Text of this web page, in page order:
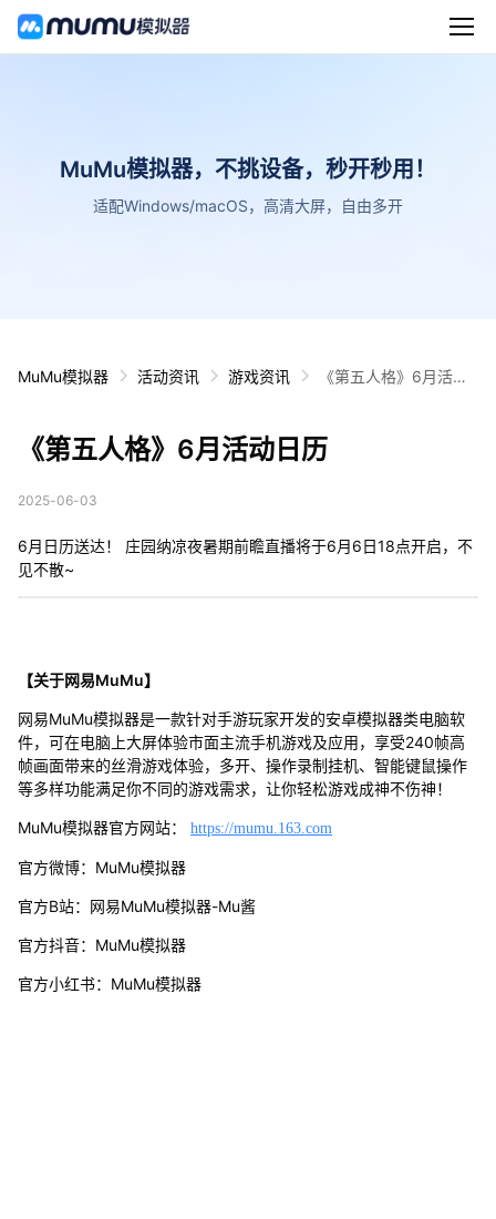
MuMu模拟器，不挑设备，秒开秒用！
适配Windows/macOS，高清大屏，自由多开
MuMu模拟器 活动资讯 游戏资讯
《第五人格》6月活动
《第五人格》6月活动日历
2025-06-03
6月日历送达！ 庄园纳凉夜暑期前瞻直播将于6月6日18点开启，不
见不散~
【关于网易MuMu】
网易MuMu模拟器是一款针对手游玩家开发的安卓模拟器类电脑软
件，可在电脑上大屏体验市面主流手机游戏及应用，享受240帧高
帧画面带来的丝滑游戏体验，多开、操作录制挂机、智能键鼠操作
等多样功能满足你不同的游戏需求，让你轻松游戏成神不伤神！
MuMu模拟器官方网站： https://mumu.163.com
官方微博：MuMu模拟器
官方B站：网易MuMu模拟器-Mu酱
官方抖音：MuMu模拟器
官方小红书：MuMu模拟器